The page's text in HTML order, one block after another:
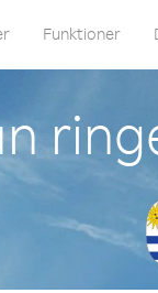
Funktioner